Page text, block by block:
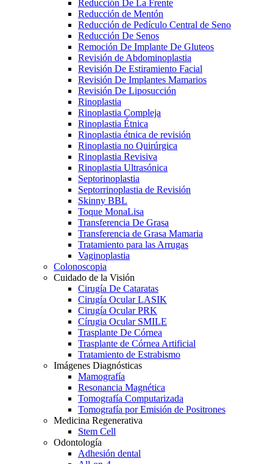
Reducción De La Frente
Reducción de Mentón
Reducción de Pedículo Central de Seno
Reducción De Senos
Remoción De Implante De Gluteos
Revisión de Abdominoplastia
Revisión De Estiramiento Facial
Revisión De Implantes Mamarios
Revisión De Liposucción
Rinoplastia
Rinoplastia Compleja
Rinoplastia Étnica
Rinoplastia étnica de revisión
Rinoplastia no Quirúrgica
Rinoplastia Revisiva
Rinoplastia Ultrasónica
Septorinoplastia
Septorrinoplastia de Revisión
Skinny BBL
Toque MonaLisa
Transferencia De Grasa
Transferencia de Grasa Mamaria
Tratamiento para las Arrugas
Vaginoplastia
Colonoscopia
Cuidado de la Visión
Cirugía De Cataratas
Cirugía Ocular LASIK
Cirugía Ocular PRK
Círugia Ocular SMILE
Trasplante De Córnea
Trasplante de Córnea Artificial
Tratamiento de Estrabismo
Imágenes Diagnósticas
Mamografía
Resonancia Magnética
Tomografía Computarizada
Tomografía por Emisión de Positrones
Medicina Regenerativa
Stem Cell
Odontología
Adhesión dental